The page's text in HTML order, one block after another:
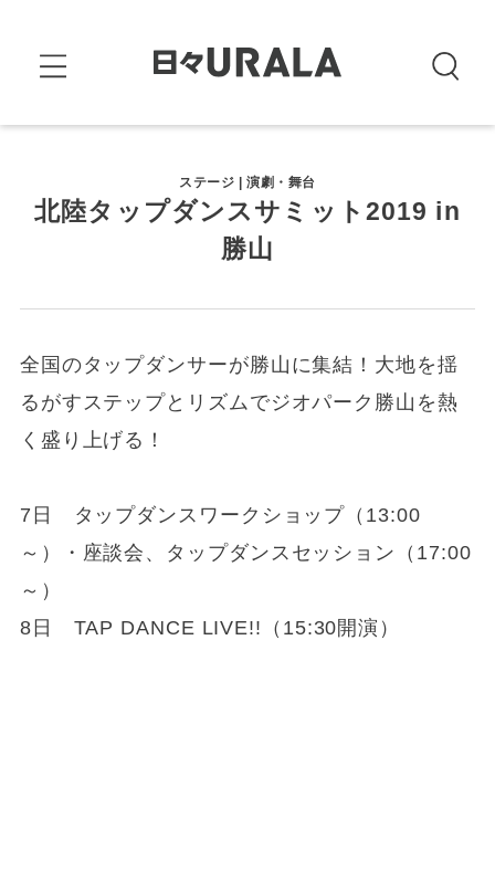
ステージ | 演劇・舞台
北陸タップダンスサミット2019 in
勝山
全国のタップダンサーが勝山に集結！大地を揺
るがすステップとリズムでジオパーク勝山を熱
く盛り上げる！
7日 タップダンスワークショップ（13:00
～）・座談会、タップダンスセッション（17:00
～）
8日 TAP DANCE LIVE!!（15:30開演）